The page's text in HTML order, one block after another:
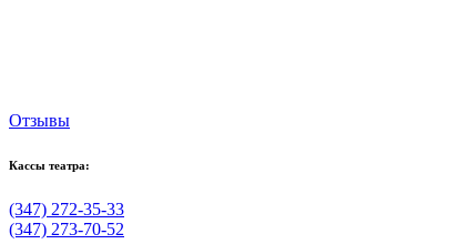
Отзывы
Кассы театра:
(347) 272-35-33
(347) 273-70-52